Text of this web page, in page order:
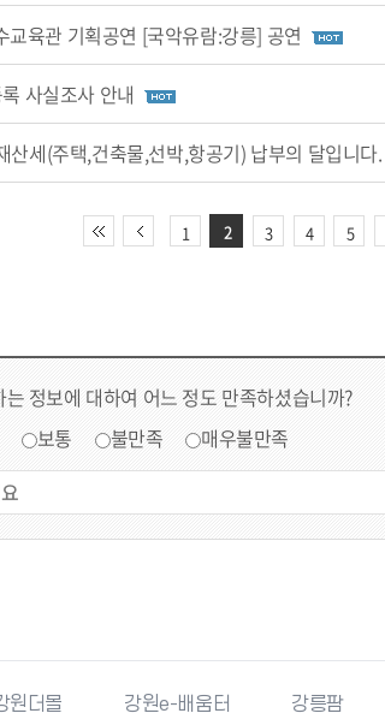
교육관 기획공연 [국악유람:강릉] 공연
사실조사 안내
산세(주택,건축물,선박,항공기) 납부의 달입니다.
1 2 3 4 5
정보에 대하여 어느 정도 만족하셨습니까?
보통 불만족 매우불만족
더몰 강원e-배움터 강릉팜